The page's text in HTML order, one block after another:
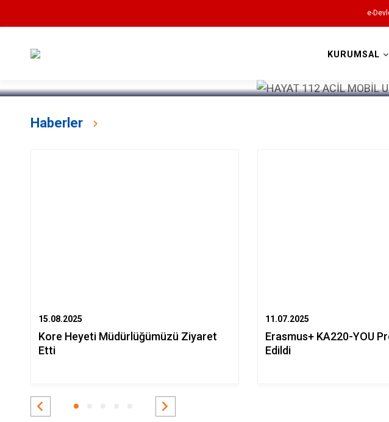
e-
KURUMSAL
Haberler
15.08.2025
Kore Heyeti Müdürlüğümüzü Ziyaret
Etti
11.07.2025
Erasmus+ KA220-YOU
Edildi